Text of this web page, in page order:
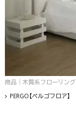
商品｜木質系フローリング
PERGO【ペルゴフロア】